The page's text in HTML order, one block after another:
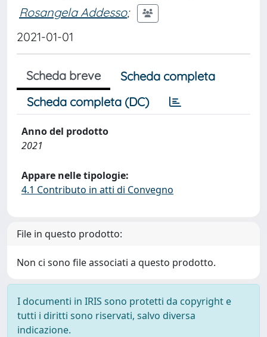
Rosangela Addesso;
2021-01-01
Scheda breve
Scheda completa
Scheda completa (DC)
Anno del prodotto
2021
Appare nelle tipologie:
4.1 Contributo in atti di Convegno
File in questo prodotto:
Non ci sono file associati a questo prodotto.
I documenti in IRIS sono protetti da copyright e
tutti i diritti sono riservati, salvo diversa
indicazione.